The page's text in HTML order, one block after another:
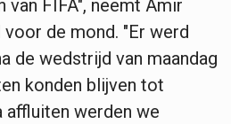
van FIFA", neemt Amir
voor de mond. "Er werd
de wedstrijd van maandag
konden blijven tot
affluiten werden we